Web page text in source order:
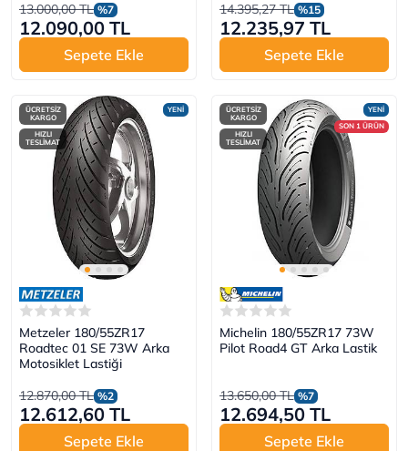
13.000,00 TL %7
12.090,00 TL
Sepete Ekle
14.395,27 TL %15
12.235,97 TL
Sepete Ekle
YENİ
ÜCRETSİZ
KARGO
HIZLI
TESLİMAT
Metzeler 180/55ZR17
Roadtec 01 SE 73W Arka
Motosiklet Lastiği
12.870,00 TL %2
12.612,60 TL
Sepete Ekle
YENİ
SON 1 ÜRÜN
ÜCRETSİZ
KARGO
HIZLI
TESLİMAT
Michelin 180/55ZR17 73W
Pilot Road4 GT Arka Lastik
13.650,00 TL %7
12.694,50 TL
Sepete Ekle